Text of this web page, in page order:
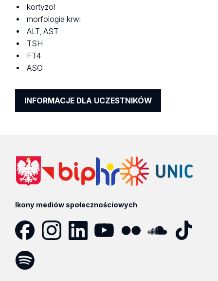
kortyzol
morfologia krwi
ALT, AST
TSH
FT4
ASO
INFORMACJE DLA UCZESTNIKÓW
Ikony mediów społecznościowych